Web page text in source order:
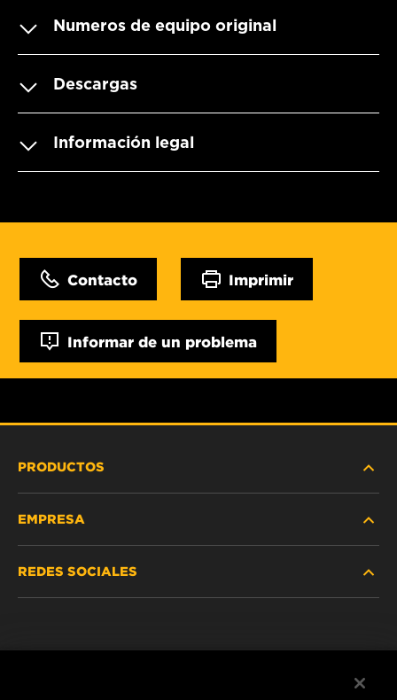
Numeros de equipo original
Descargas
Información legal
Contacto Imprimir
Informar de un problema
PRODUCTOS
VEHÍCULOS LIVIANOS Y COMERCIALES
EMPRESA
REDES SOCIALES